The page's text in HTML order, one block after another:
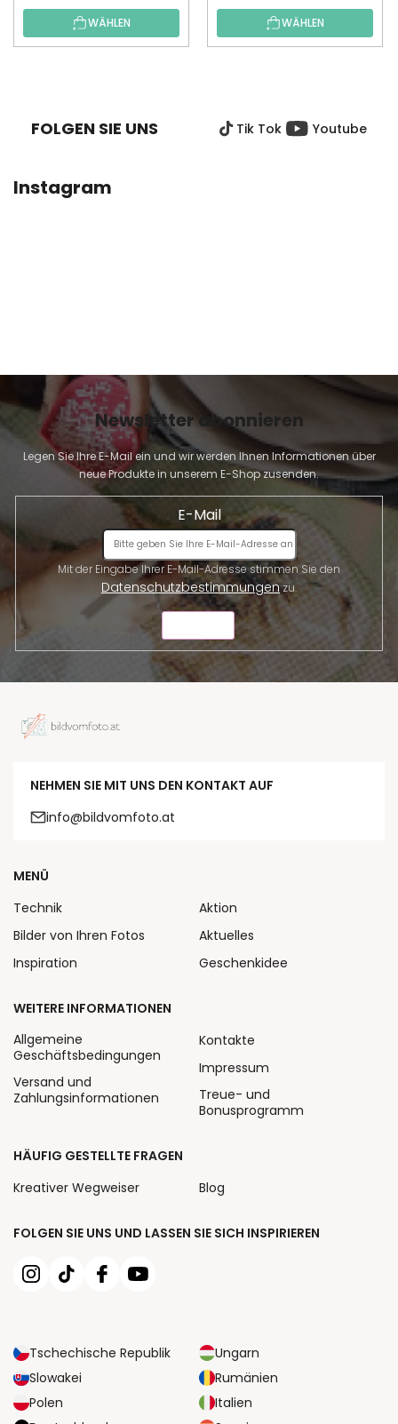
WÄHLEN WÄHLEN
FOLGEN SIE UNS Tik Tok Youtube
Instagram
Newsletter abonnieren
Legen Sie Ihre E-Mail ein und wir werden Ihnen Informationen über
neue Produkte in unserem E-Shop zusenden.
E-Mail
Datenschutzbestimmungenzu.
NEHMEN SIE MIT UNS DEN KONTAKT AUF
info@bildvomfoto.at
FOLGEN SIE UNS UND LASSEN SIE SICH INSPIRIEREN
Tschechische Republik
Ungarn
Slowakei
Rumänien
Polen
Italien
MENÜ
Technik
Bilder von Ihren Fotos
Inspiration
Aktion
Aktuelles
Geschenkidee
WEITERE INFORMATIONEN
Allgemeine
Geschäftsbedingungen
Versand und
Zahlungsinformationen
Kontakte
Impressum
Treue- und
Bonusprogramm
HÄUFIG GESTELLTE FRAGEN
Kreativer Wegweiser
Blog